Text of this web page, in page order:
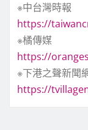
※中台灣時報
https://
※橘傳媒
https://
※下港之聲新聞
https://